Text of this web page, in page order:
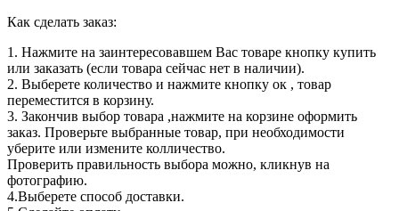
Как сделать заказ:
1. Нажмите на заинтересовавшем Вас товаре кнопку купить
или заказать (если товара сейчас нет в наличии).
2. Выберете количество и нажмите кнопку ок , товар
переместится в корзину.
3. Закончив выбор товара ,нажмите на корзине оформить
заказ. Проверьте выбранные товар, при необходимости
уберите или измените колличество.
Проверить правильность выбора можно, кликнув на
фотографию.
4.Выберете способ доставки.